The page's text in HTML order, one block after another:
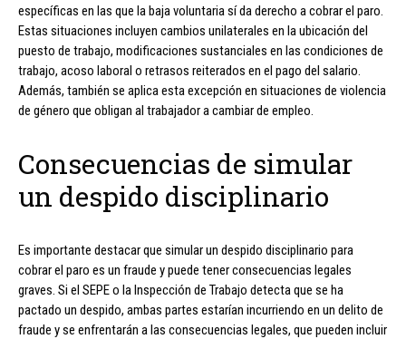
específicas en las que la baja voluntaria sí da derecho a cobrar el paro.
Estas situaciones incluyen cambios unilaterales en la ubicación del
puesto de trabajo, modificaciones sustanciales en las condiciones de
trabajo, acoso laboral o retrasos reiterados en el pago del salario.
Además, también se aplica esta excepción en situaciones de violencia
de género que obligan al trabajador a cambiar de empleo.
Consecuencias de simular
un despido disciplinario
Es importante destacar que simular un despido disciplinario para
cobrar el paro es un fraude y puede tener consecuencias legales
graves. Si el SEPE o la Inspección de Trabajo detecta que se ha
pactado un despido, ambas partes estarían incurriendo en un delito de
fraude y se enfrentarán a las consecuencias legales, que pueden incluir